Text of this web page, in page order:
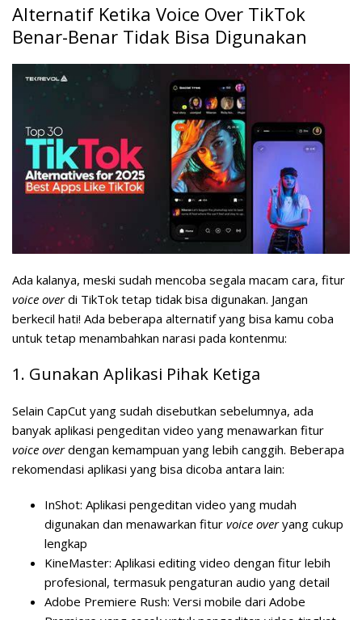
Alternatif Ketika Voice Over TikTok
Benar-Benar Tidak Bisa Digunakan
Ada kalanya, meski sudah mencoba segala macam cara, fitur
voice overdi TikTok tetap tidak bisa digunakan. Jangan
berkecil hati! Ada beberapa alternatif yang bisa kamu coba
untuk tetap menambahkan narasi pada kontenmu:
1. Gunakan Aplikasi Pihak Ketiga
Selain CapCut yang sudah disebutkan sebelumnya, ada
banyak aplikasi pengeditan video yang menawarkan fitur
voice overdengan kemampuan yang lebih canggih. Beberapa
rekomendasi aplikasi yang bisa dicoba antara lain:
InShot: Aplikasi pengeditan video yang mudah
digunakan dan menawarkan fitur voice overyang cukup
lengkap
KineMaster: Aplikasi editing video dengan fitur lebih
profesional, termasuk pengaturan audio yang detail
Adobe Premiere Rush: Versi mobile dari Adobe